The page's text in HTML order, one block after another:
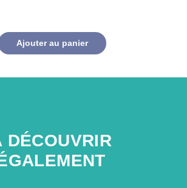
Ajouter au panier
DÉCOUVRIR